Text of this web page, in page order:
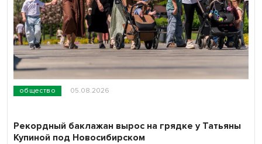
общество 05.08.2026
Рекордный баклажан вырос на грядке у Татьяны
Купиной под Новосибирском